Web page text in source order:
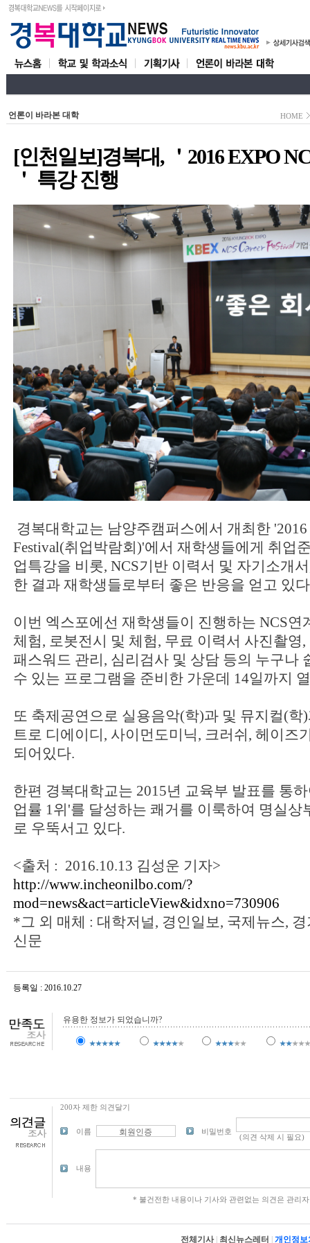
언론이 바라본 대학 HOME
[인천일보]경복대, ＇2016 EXPO
＇ 특강 진행
경복대학교는 남양주캠퍼스에서 개최한 '2016
Festival(취업박람회)'에서 재학생들에게 취업
업특강을 비롯, NCS기반 이력서 및 자기소개
한 결과 재학생들로부터 좋은 반응을 얻고 있
이번 엑스포에선 재학생들이 진행하는 NCS연
체험, 로봇전시 및 체험, 무료 이력서 사진촬영
패스워드 관리, 심리검사 및 상담 등의 누구나
수 있는 프로그램을 준비한 가운데 14일까지
또 축제공연으로 실용음악(학)과 및 뮤지컬(학
트로 디에이디, 사이먼도미닉, 크러쉬, 헤이즈
되어있다.
한편 경복대학교는 2015년 교육부 발표를 통
업률 1위'를 달성하는 쾌거를 이룩하여 명실상
로 우뚝서고 있다.
<출처 : 2016.10.13 김성운 기자>
http://www.incheonilbo.com/?
mod=news&act=articleView&idxno=730906
*그 외 매체 : 대학저널, 경인일보, 국제뉴스,
신문
등록일 : 2016.10.27조회수 : 22,191
유용한 정보가 되었습니까?
200자 제한 의견달기
이름 비밀번호
내용
* 불건전한 내용이나 기사와 관련없는 의견은 관리
전체기사| 최신뉴스레터 | 개인정보